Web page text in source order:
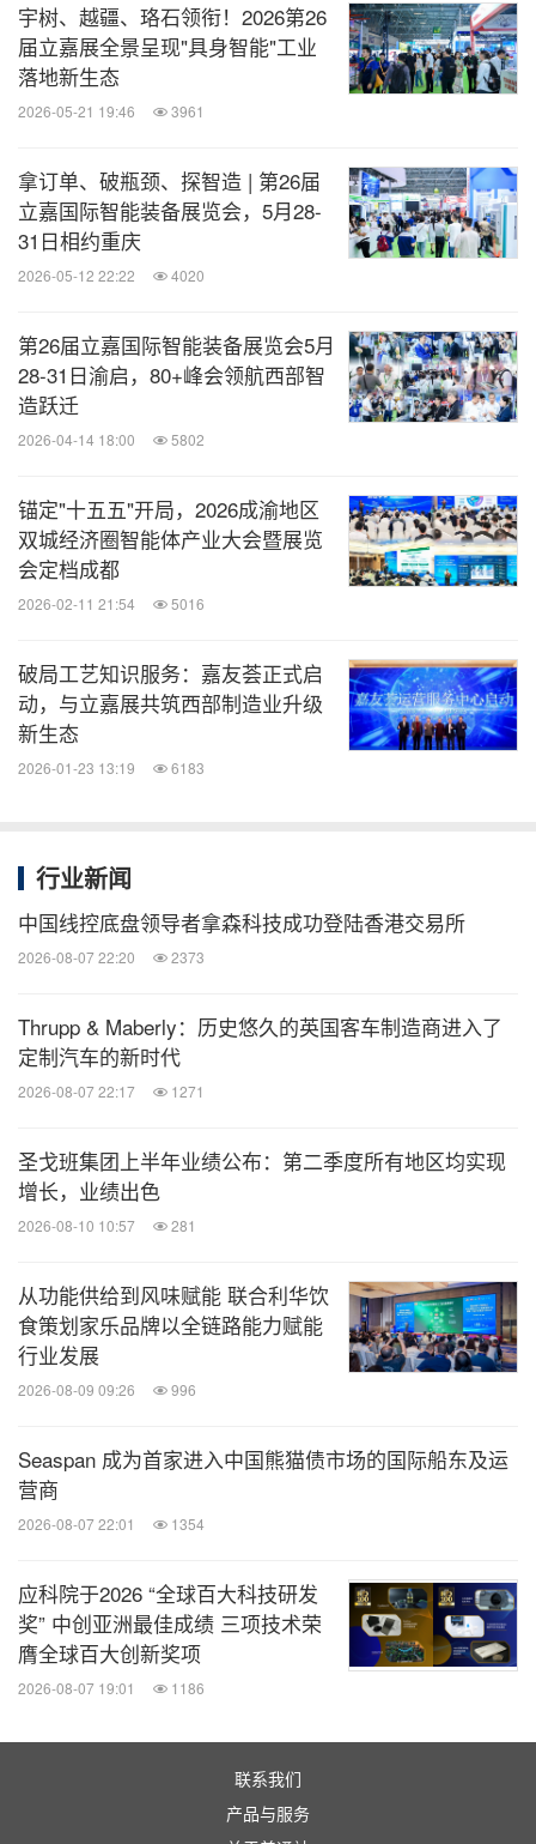
宇树、越疆、珞石领衔！2026第26
届立嘉展全景呈现"具身智能"工业
落地新生态
2026-05-21 19:46 3961
拿订单、破瓶颈、探智造 | 第26届
立嘉国际智能装备展览会，5月28-
31日相约重庆
2026-05-12 22:22 4020
第26届立嘉国际智能装备展览会5月
28-31日渝启，80+峰会领航西部智
造跃迁
2026-04-14 18:00 5802
锚定"十五五"开局，2026成渝地区
双城经济圈智能体产业大会暨展览
会定档成都
2026-02-11 21:54 5016
破局工艺知识服务：嘉友荟正式启
动，与立嘉展共筑西部制造业升级
新生态
2026-01-23 13:19 6183
行业新闻
中国线控底盘领导者拿森科技成功登陆香港交易所
2026-08-07 22:20 2373
Thrupp & Maberly：历史悠久的英国客车制造商进入了
定制汽车的新时代
2026-08-07 22:17 1271
圣戈班集团上半年业绩公布：第二季度所有地区均实现
增长，业绩出色
2026-08-10 10:57 281
从功能供给到风味赋能 联合利华饮
食策划家乐品牌以全链路能力赋能
行业发展
2026-08-09 09:26 996
Seaspan 成为首家进入中国熊猫债市场的国际船东及运
营商
2026-08-07 22:01 1354
应科院于2026 “全球百大科技研发
奖” 中创亚洲最佳成绩 三项技术荣
膺全球百大创新奖项
2026-08-07 19:01 1186
联系我们
产品与服务